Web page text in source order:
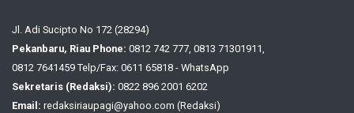
Jl. Adi Sucipto No 172 (28294)
Pekanbaru, Riau Phone: 0812 742 777, 0813 71301911,
0812 7641459 Telp/Fax: 0611 65818 - WhatsApp
Sekretaris (Redaksi): 0822 896 2001 6202
Email: redaksiriaupagi@yahoo.com (Redaksi)